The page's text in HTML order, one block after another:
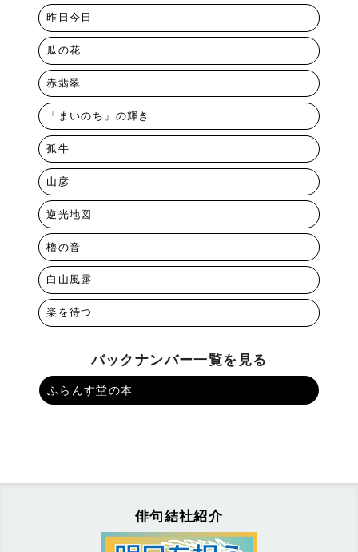
昨日今日
瓜の花
赤翡翠
「まいのち」の輝き
孤牛
山彦
逆光地図
櫓の音
白山風露
楽を待つ
バックナンバー一覧を見る
ふらんす堂の本
俳句結社紹介